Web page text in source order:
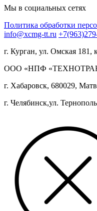
Мы в социальных сетях
Политика обработки
info@xcmg-tt.ru
г. Курган, ул. Омская 181,
ООО «НПФ
г. Хабаровск, 680029,
г. Челябинск,ул.